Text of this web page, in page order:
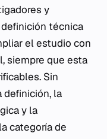
y
técnica
el estudio con
siempre que esta
Sin
definición, la
y la
categoría de